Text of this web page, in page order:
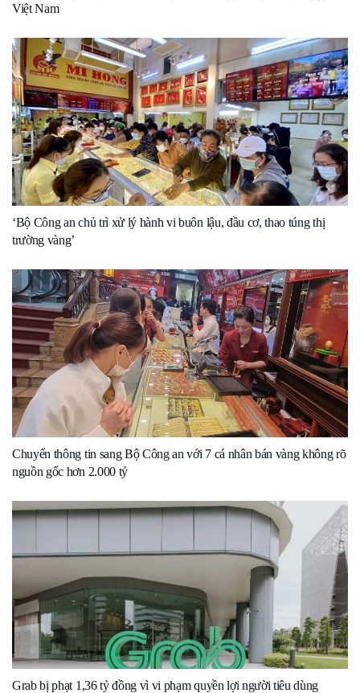
Việt Nam
‘Bộ Công an chủ trì xử lý hành vi buôn lậu, đầu cơ, thao túng thị
trường vàng’
Chuyển thông tin sang Bộ Công an với 7 cá nhân bán vàng không rõ
nguồn gốc hơn 2.000 tỷ
Grab bị phạt 1,36 tỷ đồng vì vi phạm quyền lợi người tiêu dùng